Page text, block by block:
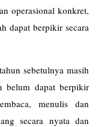
operasional konkret,
dapat berpikir secara
sebetulnya masih
belum dapat berpikir
menulis dan
secara nyata dan